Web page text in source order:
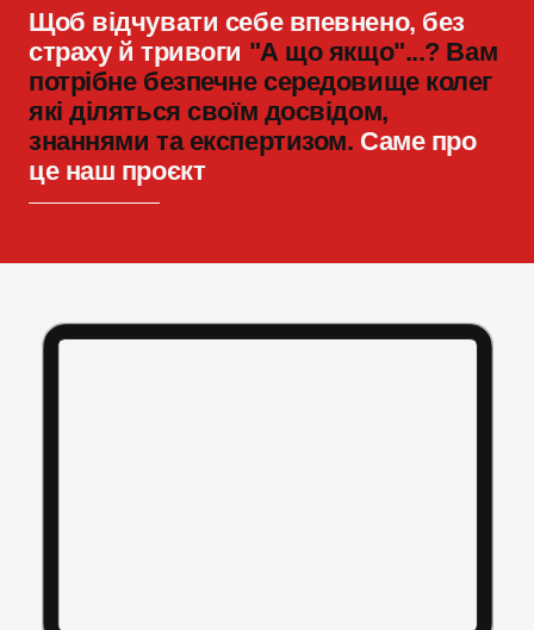
Щоб відчувати себе впевнено, без
страху й тривоги "А що якщо"...? Вам
потрібне безпечне середовище колег
які діляться своїм досвідом,
знаннями та експертизом. Саме про
це наш проєкт